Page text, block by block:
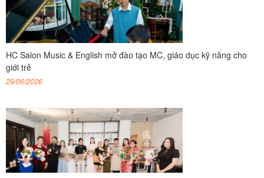
HC Salon Music & English mở đào tạo MC, giáo dục kỹ năng cho
giới trẻ
29/06/2026